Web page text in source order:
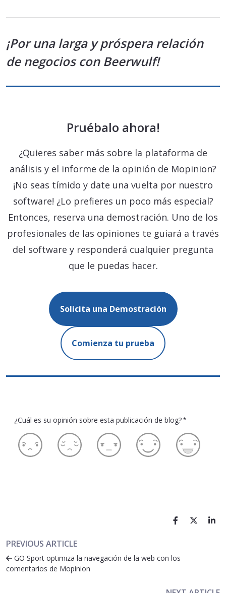
¡Por una larga y próspera relación
de negocios con Beerwulf!
Pruébalo ahora!
¿Quieres saber más sobre la plataforma de
análisis y el informe de la opinión de Mopinion?
¡No seas tímido y date una vuelta por nuestro
software! ¿Lo prefieres un poco más especial?
Entonces, reserva una demostración. Uno de los
profesionales de las opiniones te guiará a través
del software y responderá cualquier pregunta
que le puedas hacer.
Solicita una Demostración
Comienza tu prueba
¿Cuál es su opinión sobre esta publicación de blog? *
PREVIOUS ARTICLE
GO Sport optimiza la navegación de la web con los
comentarios de Mopinion